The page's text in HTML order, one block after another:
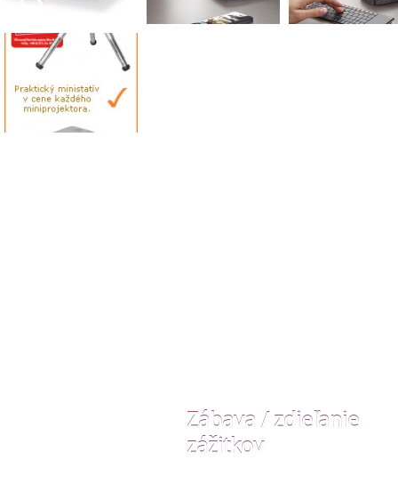
Zábava / zdieľanie
zážitkov